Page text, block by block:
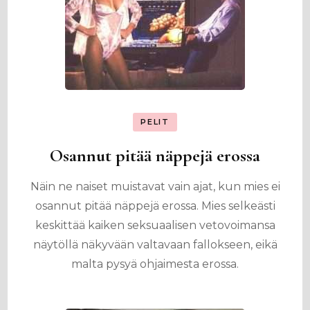
PELIT
Osannut pitää näppejä erossa
Näin ne naiset muistavat vain ajat, kun mies ei
osannut pitää näppejä erossa. Mies selkeästi
keskittää kaiken seksuaalisen vetovoimansa
näytöllä näkyvään valtavaan fallokseen, eikä
malta pysyä ohjaimesta erossa.